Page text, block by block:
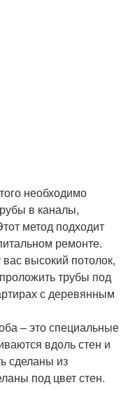
необходимо
в каналы,
метод подходит
ремонте.
вас высокий потолок,
трубы под
с деревянным
– это специальные
вдоль стен и
сделаны из
под цвет стен.